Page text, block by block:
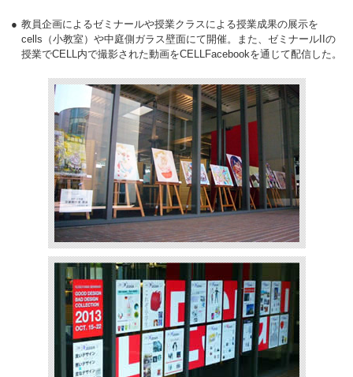
教員企画によるゼミナールや授業クラスによる授業成果の展示を
cells（小教室）や中庭側ガラス壁面にて開催。また、ゼミナールIIの
授業でCELL内で撮影された動画をCELLFacebookを通じて配信した。